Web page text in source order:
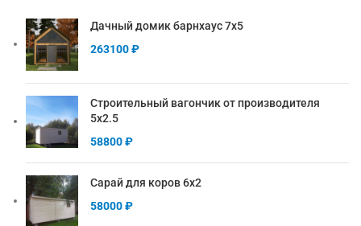
Дачный домик барнхаус 7х5
263100₽
Строительный вагончик от производителя
5х2.5
58800₽
Сарай для коров 6х2
58000₽